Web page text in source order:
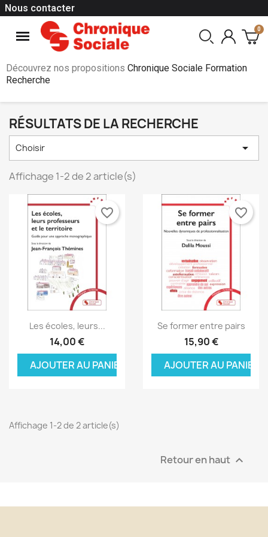
Nous contacter
Découvrez nos propositions Chronique Sociale Formation
Recherche
RÉSULTATS DE LA RECHERCHE
Choisir 
Affichage 1-2 de 2 article(s)
Aperçu rapide
Les écoles, leurs...
14,00 €
AJOUTER AU PANIER
favorite_border
Aperçu rapide
Se former entre pairs
15,90 €
AJOUTER AU PANIER
favorite_border
Affichage 1-2 de 2 article(s)
Retour en haut 